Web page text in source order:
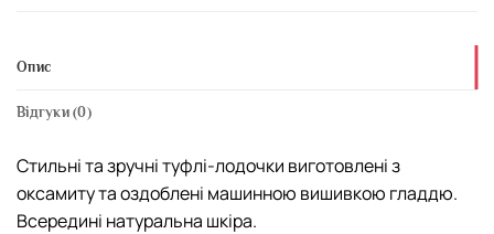
Опис
Відгуки (0)
Стильні та зручні туфлі-лодочки виготовлені з
оксамиту та оздоблені машинною вишивкою гладдю.
Всередині натуральна шкіра.